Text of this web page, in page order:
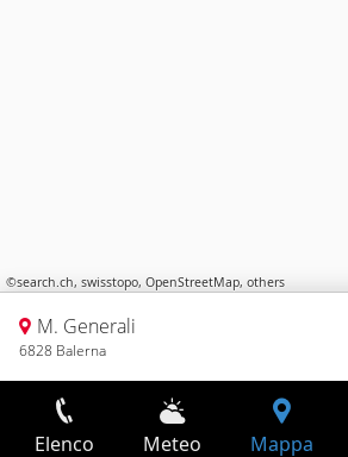
©search.ch, swisstopo, OpenStreetMap, others
M. Generali
6828 Balerna
Elenco Meteo Mappa